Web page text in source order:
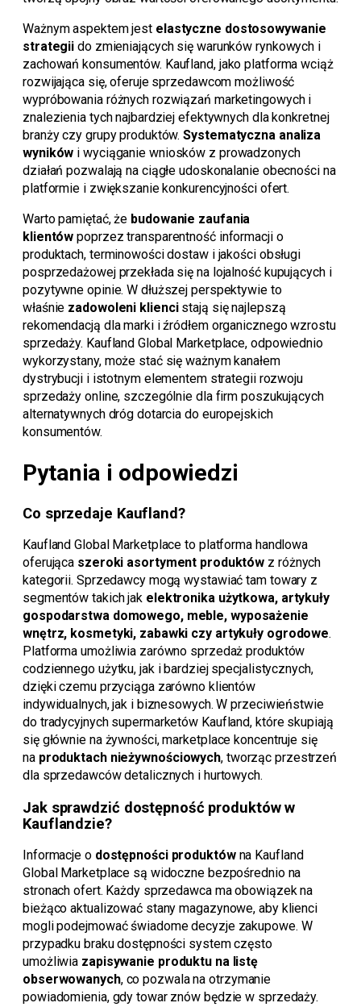
Ważnym aspektem jest elastyczne dostosowywanie
strategii do zmieniających się warunków rynkowych i
zachowań konsumentów. Kaufland, jako platforma wciąż
rozwijająca się, oferuje sprzedawcom możliwość
wypróbowania różnych rozwiązań marketingowych i
znalezienia tych najbardziej efektywnych dla konkretnej
branży czy grupy produktów.Systematyczna analiza
wyników i wyciąganie wniosków z prowadzonych
działań pozwalają na ciągłe udoskonalanie obecności na
platformie i zwiększanie konkurencyjności ofert.
Warto pamiętać, że budowanie zaufania
klientów poprzez transparentność informacji o
produktach, terminowości dostaw i jakości obsługi
posprzedażowej przekłada się na lojalność kupujących i
pozytywne opinie. W dłuższej perspektywie to
właśnie zadowoleni kliencistają się najlepszą
rekomendacją dla marki i źródłem organicznego wzrostu
sprzedaży. Kaufland Global Marketplace, odpowiednio
wykorzystany, może stać się ważnym kanałem
dystrybucji i istotnym elementem strategii rozwoju
sprzedaży online, szczególnie dla firm poszukujących
alternatywnych dróg dotarcia do europejskich
konsumentów.
Pytania i odpowiedzi
Co sprzedaje Kaufland?
Kaufland Global Marketplace to platforma handlowa
oferująca szeroki asortyment produktów z różnych
kategorii. Sprzedawcy mogą wystawiać tam towary z
segmentów takich jak elektronika użytkowa, artykuły
gospodarstwa domowego, meble, wyposażenie
wnętrz, kosmetyki, zabawki czy artykuły ogrodowe.
Platforma umożliwia zarówno sprzedaż produktów
codziennego użytku, jak i bardziej specjalistycznych,
dzięki czemu przyciąga zarówno klientów
indywidualnych, jak i biznesowych. W przeciwieństwie
do tradycyjnych supermarketów Kaufland, które skupiają
się głównie na żywności, marketplace koncentruje się
na produktach nieżywnościowych, tworząc przestrzeń
dla sprzedawców detalicznych i hurtowych.
Jak sprawdzić dostępność produktów w
Kauflandzie?
Informacje o dostępności produktówna Kaufland
Global Marketplace są widoczne bezpośrednio na
stronach ofert. Każdy sprzedawca ma obowiązek na
bieżąco aktualizować stany magazynowe, aby klienci
mogli podejmować świadome decyzje zakupowe. W
przypadku braku dostępności system często
umożliwia zapisywanie produktu na listę
obserwowanych, co pozwala na otrzymanie
powiadomienia, gdy towar znów będzie w sprzedaży.